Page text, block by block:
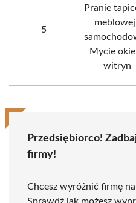
5
Pranie
Mycie
witryn
Przedsiębiorco!
firmy!
Chcesz wyróżnić firmę